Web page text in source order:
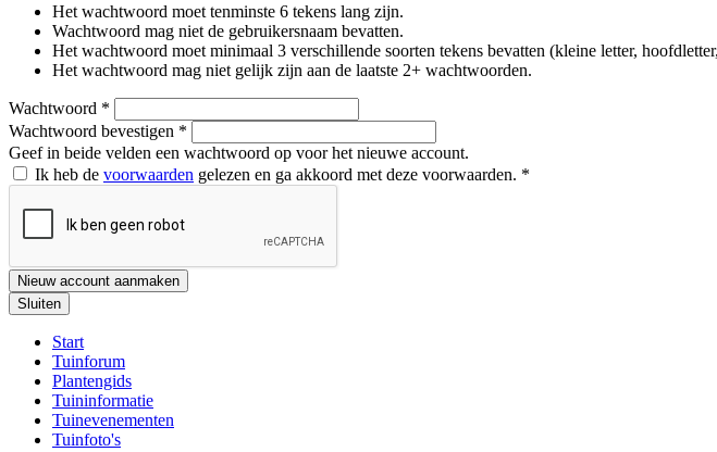
Het wachtwoord moet tenminste 6 tekens lang zijn.
Wachtwoord mag niet de gebruikersnaam bevatten.
Het wachtwoord moet minimaal 3 verschillende soorten tekens bevatten (kleine letter,
Het wachtwoord mag niet gelijk zijn aan de laatste 2+ wachtwoorden.
Wachtwoord *
Wachtwoord bevestigen *
Geef in beide velden een wachtwoord op voor het nieuwe account.
Ik heb de voorwaarden gelezen en ga akkoord met deze voorwaarden. *
Nieuw account aanmaken
Sluiten
Start
Tuinforum
Plantengids
Tuininformatie
Tuinevenementen
Tuinfoto's